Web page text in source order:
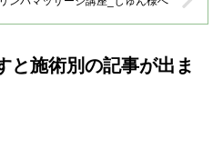
と施術別の記事が出ま